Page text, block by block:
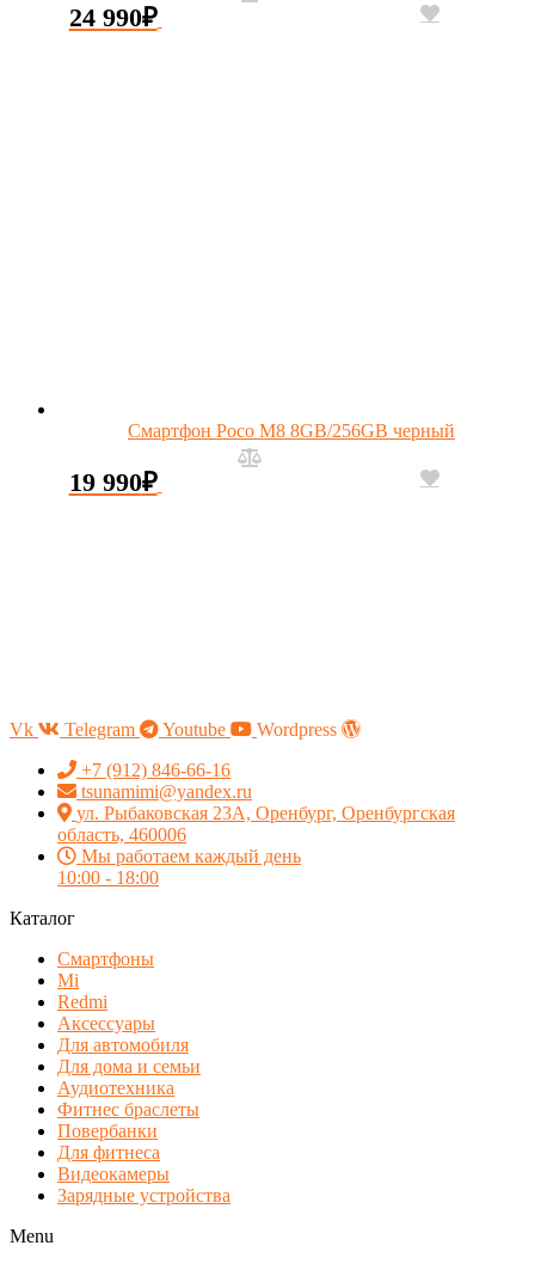
24 990₽
Смартфон Poco M8 8GB/256GB черный
19 990₽
Vk Telegram Youtube
Wordpress
+7 (912) 846-66-16
tsunamimi@yandex.ru
ул. Рыбаковская 23А, Оренбург, Оренбургская
область, 460006
Мы работаем каждый день
10:00 - 18:00
Каталог
Смартфоны
Mi
Redmi
Аксессуары
Для автомобиля
Для дома и семьи
Аудиотехника
Фитнес браслеты
Повербанки
Для фитнеса
Видеокамеры
Зарядные устройства
Menu